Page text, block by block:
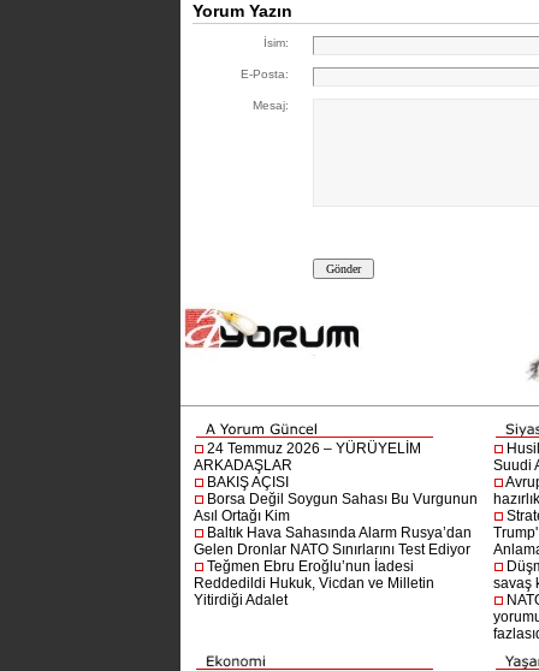
Yorum Yazın
İsim:
E-Posta:
Mesaj:
24 Temmuz 2026 – YÜRÜYELİM
ARKADAŞLAR
BAKIŞ AÇISI
Borsa Değil Soygun Sahası Bu Vurgunun
Asıl Ortağı Kim
Baltık Hava Sahasında Alarm Rusya’dan
Gelen Dronlar NATO Sınırlarını Test Ediyor
Teğmen Ebru Eroğlu’nun İadesi
Reddedildi Hukuk, Vicdan ve Milletin
Yitirdiği Adalet
Suudi
savaş